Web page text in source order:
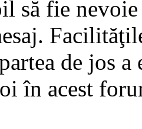
să fie
de jos
în acest